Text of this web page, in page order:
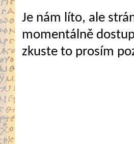
Je nám líto, ale
momentálně
zkuste to prosím